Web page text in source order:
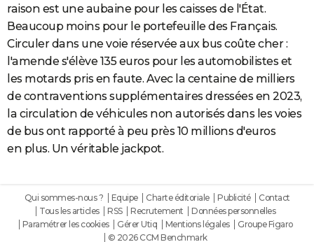
raison est une aubaine pour les caisses de l'État.
Beaucoup moins pour le portefeuille des Français.
Circuler dans une voie réservée aux bus coûte cher :
l'amende s'élève 135 euros pour les automobilistes et
les motards pris en faute. Avec la centaine de milliers
de contraventions supplémentaires dressées en 2023,
la circulation de véhicules non autorisés dans les voies
de bus ont rapporté à peu près 10 millions d'euros
en plus. Un véritable jackpot.
Qui sommes-nous ? Equipe Charte éditoriale Publicité
Contact
Tous les articles
RSS Recrutement
Données personnelles
Paramétrer les cookies
Gérer Utiq Mentions légales
Groupe Figaro
© 2026 CCM Benchmark